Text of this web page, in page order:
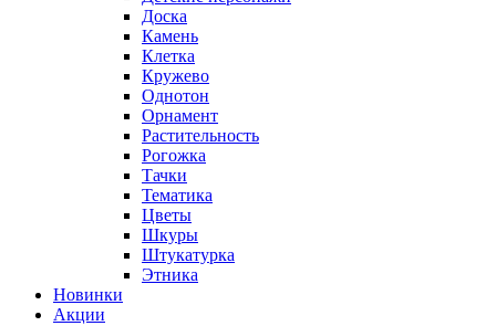
Доска
Камень
Клетка
Кружево
Однотон
Орнамент
Растительность
Рогожка
Тачки
Тематика
Цветы
Шкуры
Штукатурка
Этника
Новинки
Акции